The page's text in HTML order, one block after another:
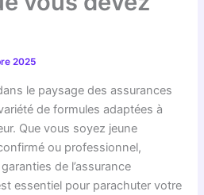
2025
le paysage des assurances
de formules adaptées à
Que vous soyez jeune
ou professionnel,
de l’assurance
essentiel pour parachuter votre